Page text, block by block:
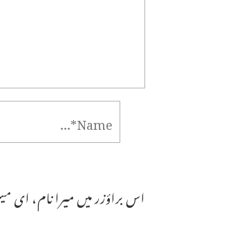
اس براؤزر میں میرا نام،